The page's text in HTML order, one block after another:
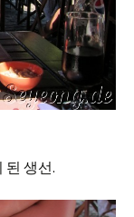
된 생선.